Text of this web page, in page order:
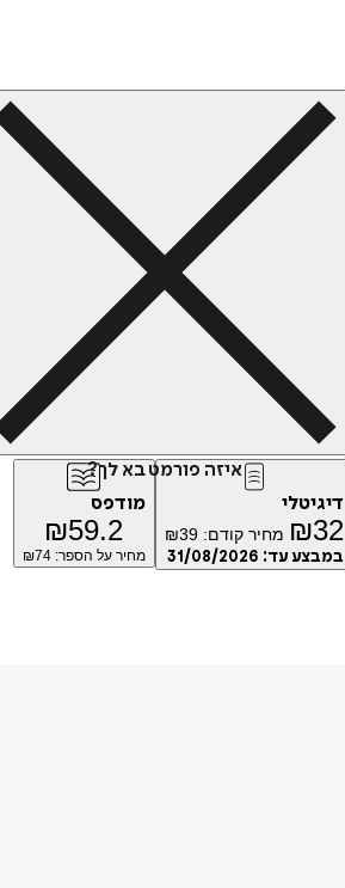
איזה פורמט בא לך?
דיגיטלי
₪32 מחיר קודם: ₪39
במבצע עד: 31/08/2026
מודפס
₪59.2
מחיר על הספר: ₪74